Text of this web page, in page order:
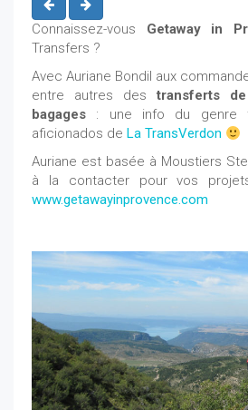
Connaissez-vous Getaway in
Transfers ?
Avec Auriane Bondil aux
entre autres des transferts
bagages : une info du genre
aficionados de La TransVerdon
Auriane est basée à Moustiers
à la contacter pour vos
www.getawayinprovence.com